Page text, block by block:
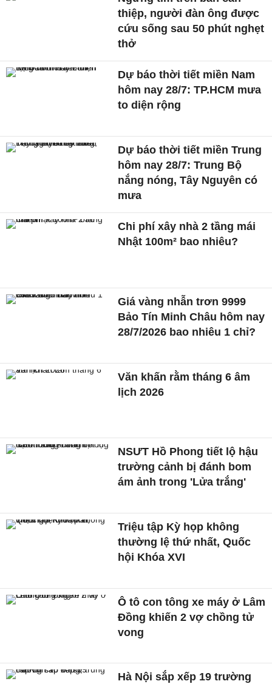
thiệp, người đàn ông được
cứu sống sau 50 phút nghẹt
thở
Dự báo thời tiết miền Nam
hôm nay 28/7: TP.HCM mưa
to diện rộng
Dự báo thời tiết miền Trung
hôm nay 28/7: Trung Bộ
nắng nóng, Tây Nguyên có
mưa
Chi phí xây nhà 2 tầng mái
Nhật 100m² bao nhiêu?
Giá vàng nhẫn trơn 9999
Bảo Tín Minh Châu hôm nay
28/7/2026 bao nhiêu 1 chỉ?
Văn khấn rằm tháng 6 âm
lịch 2026
NSƯT Hồ Phong tiết lộ hậu
trường cảnh bị đánh bom
ám ảnh trong 'Lửa trắng'
Triệu tập Kỳ họp không
thường lệ thứ nhất, Quốc
hội Khóa XVI
Ô tô con tông xe máy ở Lâm
Đồng khiến 2 vợ chồng tử
vong
Hà Nội sắp xếp 19 trường